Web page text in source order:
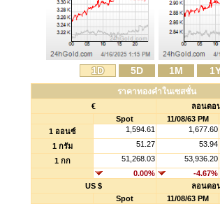
1D 5D 1M
ราคาทองคำในเซสชั่น
€
ลอนดอ
Spot
11/08/63 PM
1 ออนซ์
1,594.61 1,677.60
1 กรัม
51.27 53.94
1 กก
51,268.03 53,936.20
0.00%
-4.67%
US $
ลอนดอ
Spot
11/08/63 PM